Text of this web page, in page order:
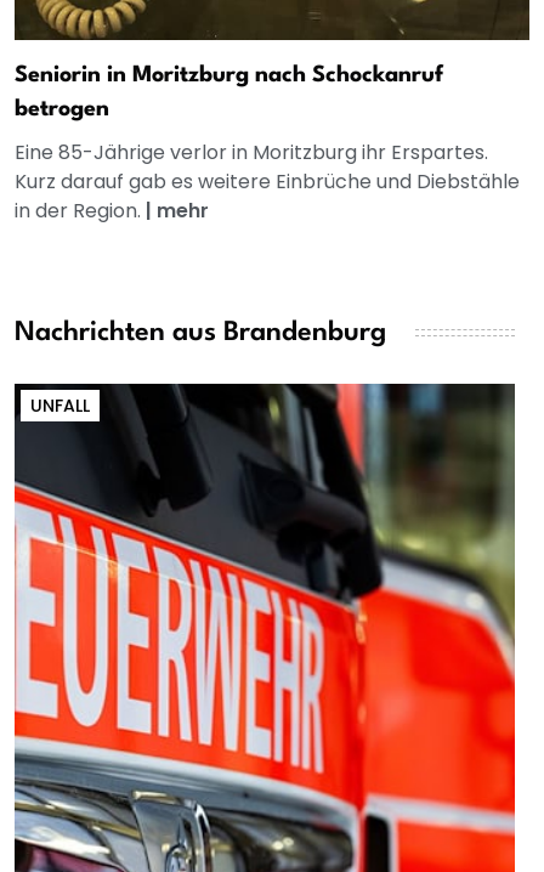
Seniorin in Moritzburg nach Schockanruf
betrogen
Eine 85-Jährige verlor in Moritzburg ihr Erspartes.
Kurz darauf gab es weitere Einbrüche und Diebstähle
in der Region. | mehr
Nachrichten aus Brandenburg
UNFALL